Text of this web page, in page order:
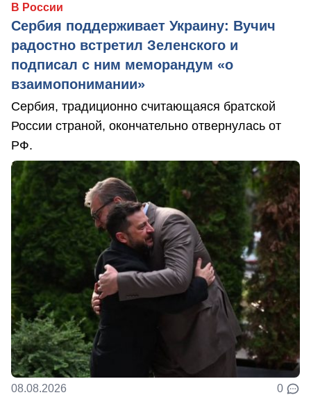
В России
Сербия поддерживает Украину: Вучич
радостно встретил Зеленского и
подписал с ним меморандум «о
взаимопонимании»
Сербия, традиционно считающаяся братской
России страной, окончательно отвернулась от
РФ.
08.08.2026 0